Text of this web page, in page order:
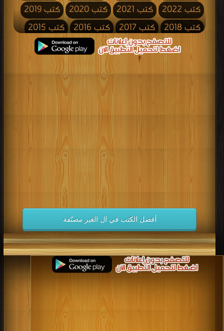
كتب 2022
كتب 2021 كتب 2020
كتب 2019
كتب 2018
كتب 2017 كتب 2016
كتب 2015
كتب 2013 كتب 2012
كتب 2011
كتب 2009 كتب 2008
كتب 2006
كتب 2005 كتب 2004
كتب 2003
كتب 2000
كتب 1992
كتب 1991
كتب 1990
كتب 1989 كتب 1988
كتب 1987
كتب 1984
كتب 1983
كتب 1980
كتب 1979
كتب 1978
كتب 1977 كتب 1976
كتب 1975
كتب 1974
كتب 1973 كتب 1972
كتب 1971
كتب 1970
كتب 1969 كتب 1968
كتب 1967
كتب 1966
كتب 1965 كتب 1964
كتب 1963
كتب 1962
كتب 1961 كتب 1960
كتب 1959
كتب 1957
كتب 1952
كتب 1951
أفضل الكتب في ال الغير مصنّفة